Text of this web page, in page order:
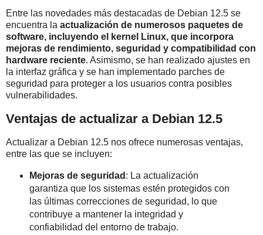
Entre las novedades más destacadas de Debian 12.5 se
encuentra la actualización de numerosos paquetes de
software, incluyendo el kernel Linux, que incorpora
mejoras de rendimiento, seguridad y compatibilidad con
hardware reciente. Asimismo, se han realizado ajustes en
la interfaz gráfica y se han implementado parches de
seguridad para proteger a los usuarios contra posibles
vulnerabilidades.
Ventajas de actualizar a Debian 12.5
Actualizar a Debian 12.5 nos ofrece numerosas ventajas,
entre las que se incluyen:
Mejoras de seguridad : La actualización
garantiza que los sistemas estén protegidos con
las últimas correcciones de seguridad, lo que
contribuye a mantener la integridad y
confiabilidad del entorno de trabajo.